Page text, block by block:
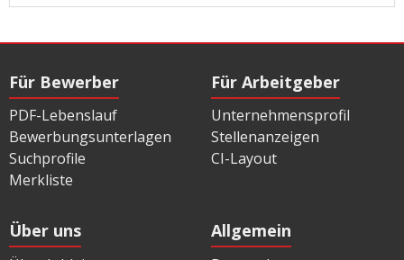
Für Bewerber
PDF-Lebenslauf
Bewerbungsunterlagen
Suchprofile
Merkliste
Für Arbeitgeber
Unternehmensprofil
Stellenanzeigen
CI-Layout
Über uns Allgemein